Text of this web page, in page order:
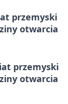
przemyski
otwarcia
przemyski
otwarcia